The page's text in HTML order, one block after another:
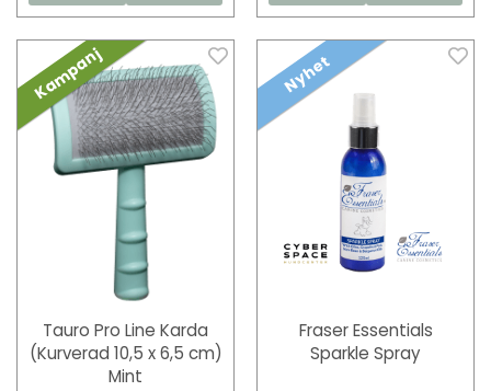
Kampanj
Tauro Pro Line Karda
(Kurverad 10,5 x 6,5 cm)
Mint
Nyhet
Fraser Essentials
Sparkle Spray